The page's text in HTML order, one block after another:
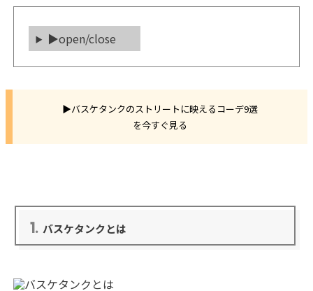
▶open/close
▶バスケタンクのストリートに映えるコーデ9選
を今すぐ見る
1. バスケタンクとは